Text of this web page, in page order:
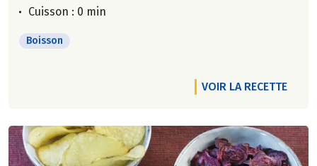
Cuisson : 0 min
Boisson
VOIR LA RECETTE